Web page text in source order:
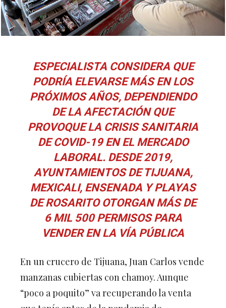
ESPECIALISTA CONSIDERA QUE
PODRÍA ELEVARSE MÁS EN LOS
PRÓXIMOS AÑOS, DEPENDIENDO
DE LA AFECTACIÓN QUE
PROVOQUE LA CRISIS SANITARIA
DE COVID-19 EN EL MERCADO
LABORAL. DESDE 2019,
AYUNTAMIENTOS DE TIJUANA,
MEXICALI, ENSENADA Y PLAYAS
DE ROSARITO OTORGAN MÁS DE
6 MIL 500 PERMISOS PARA
VENDER EN LA VÍA PÚBLICA
En un crucero de Tijuana, Juan Carlos vende
manzanas cubiertas con chamoy. Aunque
“poco a poquito” va recuperando la venta